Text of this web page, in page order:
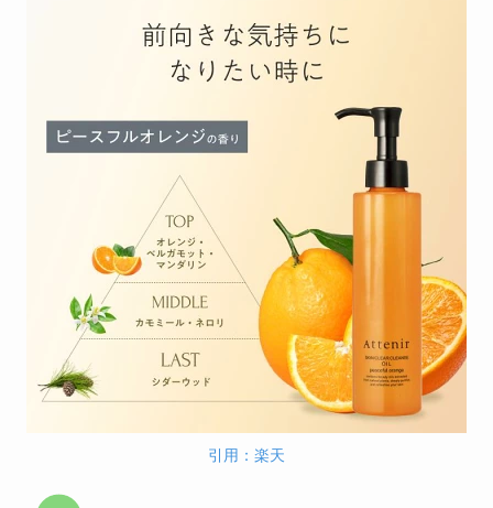
引用：楽天